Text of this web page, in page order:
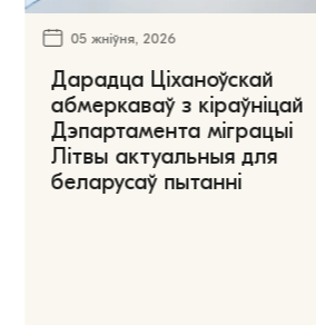
05 жніўня, 2026
Дарадца Ціханоўскай
абмеркаваў з кіраўніцай
Дэпартамента міграцыі
Літвы актуальныя для
беларусаў пытанні